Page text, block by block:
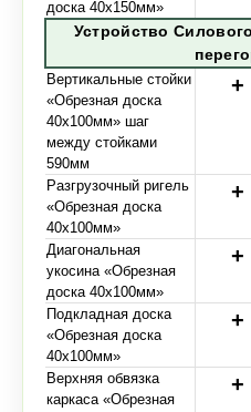
доска 40х150мм»
Устройство
Вертикальные стойки
«Обрезная доска
40х100мм» шаг
между стойками
590мм
Разгрузочный ригель
«Обрезная доска
40х100мм»
Диагональная
укосина «Обрезная
доска 40х100мм»
Подкладная доска
«Обрезная доска
40х100мм»
Верхняя обвязка
каркаса «Обрезная